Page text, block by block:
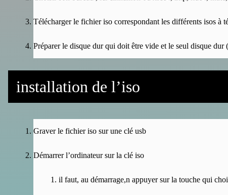
Télécharger le fichier iso correspondant les différents isos à
Préparer le disque dur qui doit être vide et le seul disque dur
installation de l’iso
Graver le fichier iso sur une clé usb
Démarrer l’ordinateur sur la clé iso
il faut, au démarrage,n appuyer sur la touche qui